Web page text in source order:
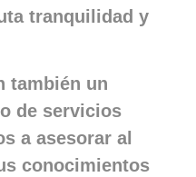
tranquilidad y
también un
de servicios
a asesorar al
conocimientos